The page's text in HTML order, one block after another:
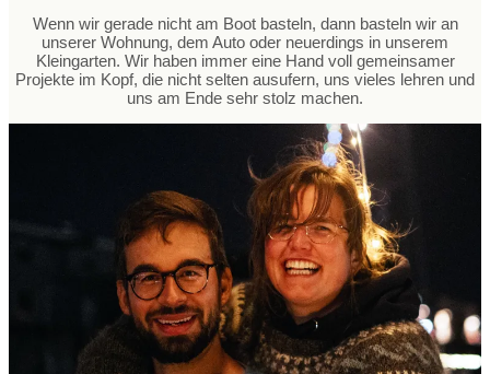
Wenn wir gerade nicht am Boot basteln, dann basteln wir an
unserer Wohnung, dem Auto oder neuerdings in unserem
Kleingarten. Wir haben immer eine Hand voll gemeinsamer
Projekte im Kopf, die nicht selten ausufern, uns vieles lehren und
uns am Ende sehr stolz machen.